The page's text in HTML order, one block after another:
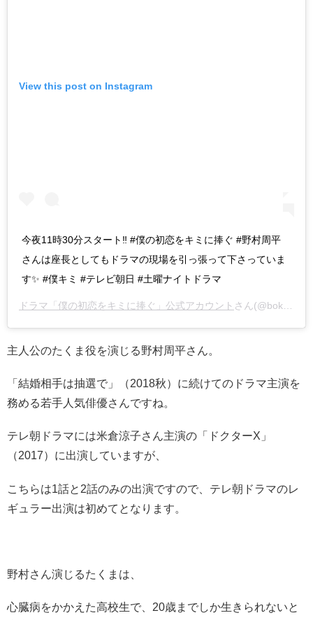
View this post on Instagram
今夜11時30分スタート‼️ #僕の初恋をキミに捧ぐ #野村周平
さんは座長としてもドラマの現場を引っ張って下さっていま
す✨ #僕キミ #テレビ朝日 #土曜ナイトドラマ
ドラマ「僕の初恋をキミに捧ぐ」公式アカウント さん(@bokukimi_tvasahi)がシェアした投稿 –
主人公のたくま役を演じる野村周平さん。
「結婚相手は抽選で」（2018秋）に続けてのドラマ主演を
務める若手人気俳優さんですね。
テレ朝ドラマには米倉涼子さん主演の「ドクターX」
（2017）に出演していますが、
こちらは1話と2話のみの出演ですので、テレ朝ドラマのレ
ギュラー出演は初めてとなります。
野村さん演じるたくまは、
心臓病をかかえた高校生で、20歳までしか生きられないと